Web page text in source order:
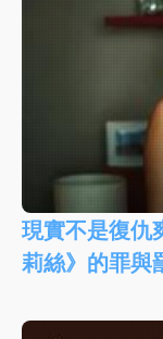
現實不是復仇
莉絲》的罪與